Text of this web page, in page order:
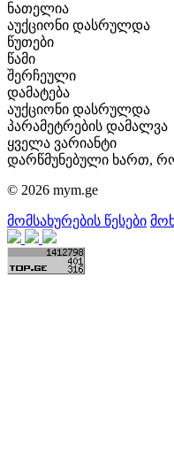
ნათელია
აუქციონი დასრულდა
წუთები
წამი
შერჩეული
დამატება
აუქციონი დასრულდა
პარამეტრების დამალვა
ყველა ვარიანტი
დარწმუნებული ხართ,
© 2026 mym.ge
მომსახურების წესები